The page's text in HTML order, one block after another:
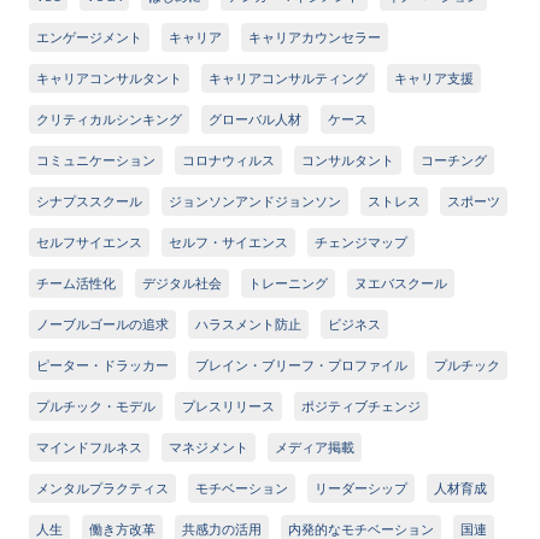
エンゲージメント キャリア キャリアカウンセラー
キャリアコンサルタント キャリアコンサルティング キャリア支援
クリティカルシンキング グローバル人材 ケース
コミュニケーション コロナウィルス コンサルタント コーチング
シナプススクール ジョンソンアンドジョンソン ストレス スポーツ
セルフサイエンス セルフ・サイエンス チェンジマップ
チーム活性化 デジタル社会 トレーニング ヌエバスクール
ノーブルゴールの追求 ハラスメント防止 ビジネス
ピーター・ドラッカー ブレイン・ブリーフ・プロファイル プルチック
プルチック・モデル プレスリリース ポジティブチェンジ
マインドフルネス マネジメント メディア掲載
メンタルプラクティス モチベーション リーダーシップ 人材育成
人生 働き方改革 共感力の活用 内発的なモチベーション 国連